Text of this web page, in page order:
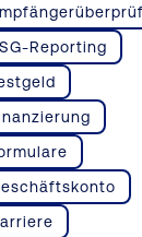
Reporting